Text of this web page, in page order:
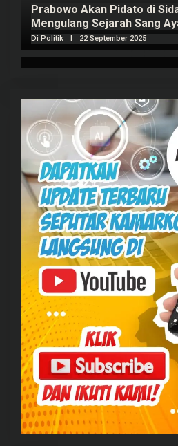
Prabowo Akan Pidato di
Mengulang Sejarah Sang
Di Politik 22 September 2025